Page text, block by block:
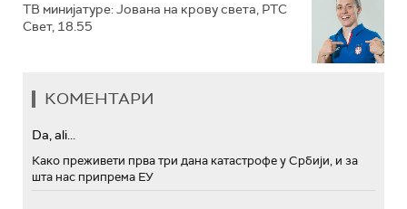
ТВ минијатуре: Јована на крову света, РТС
Свет, 18.55
КОМЕНТАРИ
Da, ali...
Како преживети прва три дана катастрофе у Србији, и за
шта нас припрема ЕУ